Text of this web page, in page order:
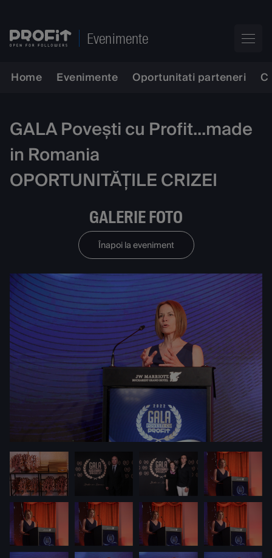
Evenimente
Home Evenimente Oportunitati parteneri
GALA Povești cu Profit...made
in Romania
OPORTUNITĂȚILE CRIZEI
GALERIE FOTO
Înapoi la eveniment